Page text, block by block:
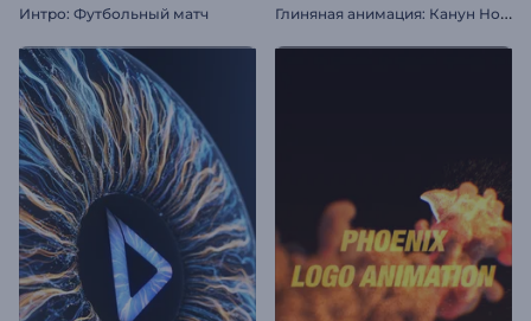
Интро: Футбольный матч Г
линяная анимация: Канун Нового года